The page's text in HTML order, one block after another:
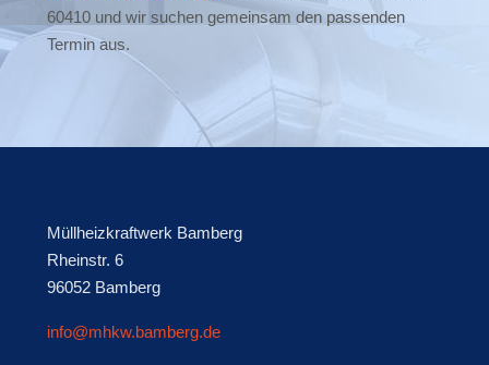
60410 und wir suchen gemeinsam den passenden
Termin aus.
Müllheizkraftwerk Bamberg
Rheinstr. 6
96052 Bamberg
info@mhkw.bamberg.de